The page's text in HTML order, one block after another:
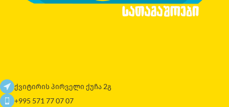
ქვიტირის პირველი ქუჩა 2გ
+995 571 77 07 07